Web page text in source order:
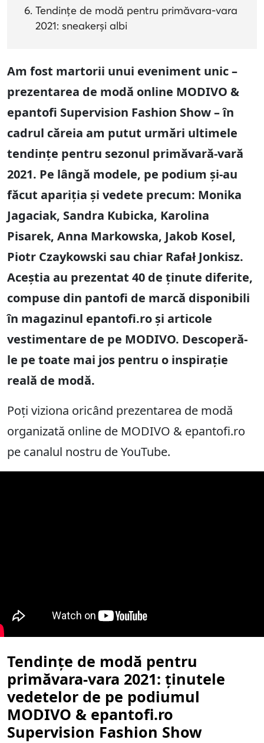
Tendințe de modă pentru primăvara-vara
2021: sneakerși albi
Am fost martorii unui eveniment unic –
prezentarea de modă online MODIVO &
epantofi Supervision Fashion Show – în
cadrul căreia am putut urmări ultimele
tendințe pentru sezonul primăvară-vară
2021. Pe lângă modele, pe podium și-au
făcut apariția și vedete precum: Monika
Jagaciak, Sandra Kubicka, Karolina
Pisarek, Anna Markowska, Jakob Kosel,
Piotr Czaykowski sau chiar Rafał Jonkisz.
Aceștia au prezentat 40 de ținute diferite,
compuse din pantofi de marcă disponibili
în magazinul epantofi.ro și articole
vestimentare de pe MODIVO. Descoperă-
le pe toate mai jos pentru o inspirație
reală de modă.
Poți viziona oricând prezentarea de modă
organizată online de MODIVO & epantofi.ro
pe canalul nostru de YouTube.
Tendințe de modă pentru
primăvara-vara 2021: ținutele
vedetelor de pe podiumul
MODIVO & epantofi.ro
Supervision Fashion Show